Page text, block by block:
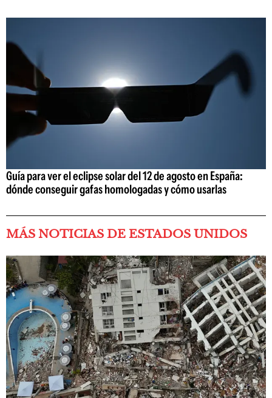
Guía para ver el eclipse solar del 12 de agosto en España:
dónde conseguir gafas homologadas y cómo usarlas
MÁS NOTICIAS DE ESTADOS UNIDOS